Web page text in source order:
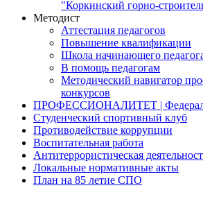
"Коркинский горно-
Методист
Аттестация педагогов
Повышение квалификации
Школа начинающего
В помощь педагогам
Методический навигатор
конкурсов
ПРОФЕССИОНАЛИТЕТ |
Студенческий спортивный клуб
Противодействие коррупции
Воспитательная работа
Антитеррористическая
Локальные нормативные акты
План на 85 летие СПО